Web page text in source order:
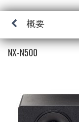
概要
NX-N500